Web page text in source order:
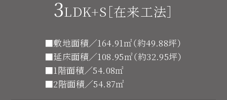
3LDK+S 在来工法
■敷地面積／164.91㎡（約49.88坪）
■延床面積／108.95㎡（約32.95坪）
■1階面積／54.08㎡
■2階面積／54.87㎡